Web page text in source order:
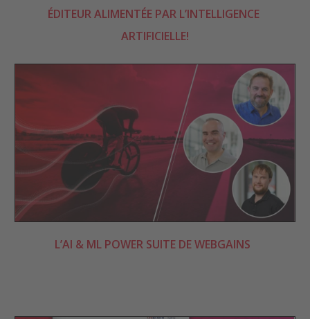
ÉDITEUR ALIMENTÉE PAR L’INTELLIGENCE
ARTIFICIELLE!
L’AI & ML POWER SUITE DE WEBGAINS